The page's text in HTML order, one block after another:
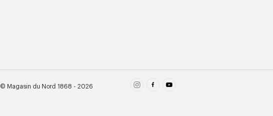
© Magasin du Nord 1868 - 2026